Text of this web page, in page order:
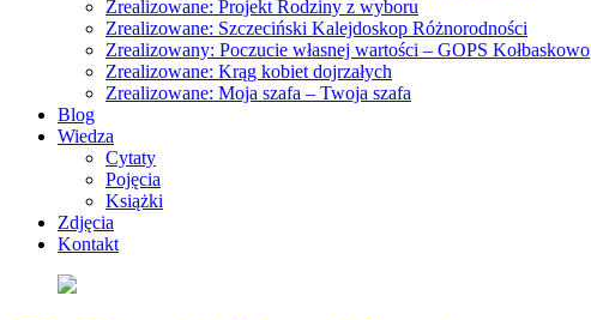
Zrealizowane: Projekt Rodziny z wyboru
Zrealizowane: Szczeciński Kalejdoskop Różnorodności
Zrealizowany: Poczucie własnej wartości – GOPS Kołbaskowo
Zrealizowane: Krąg kobiet dojrzałych
Zrealizowane: Moja szafa – Twoja szafa
Blog
Wiedza
Cytaty
Pojęcia
Książki
Zdjęcia
Kontakt